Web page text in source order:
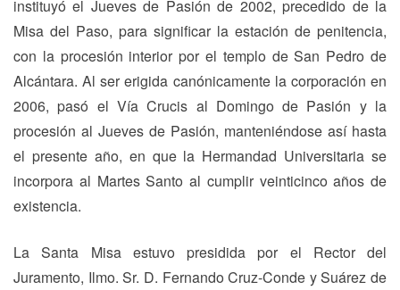
instituyó el Jueves de Pasión de 2002, precedido de la
Misa del Paso, para significar la estación de penitencia,
con la procesión interior por el templo de San Pedro de
Alcántara. Al ser erigida canónicamente la corporación en
2006, pasó el Vía Crucis al Domingo de Pasión y la
procesión al Jueves de Pasión, manteniéndose así hasta
el presente año, en que la Hermandad Universitaria se
incorpora al Martes Santo al cumplir veinticinco años de
existencia.
La Santa Misa estuvo presidida por el Rector del
Juramento, Ilmo. Sr. D. Fernando Cruz-Conde y Suárez de